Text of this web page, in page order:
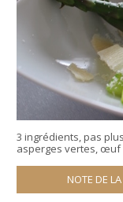
3 ingrédients, pas
asperges vertes, œuf
NOTE DE